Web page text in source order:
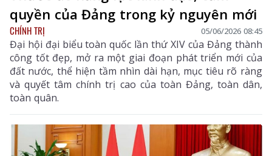
quyền của Đảng trong kỷ nguyên mới
CHÍNH TRỊ 05/06/2026 08:45
Đại hội đại biểu toàn quốc lần thứ XIV của Đảng thành
công tốt đẹp, mở ra một giai đoạn phát triển mới của
đất nước, thể hiện tầm nhìn dài hạn, mục tiêu rõ ràng
và quyết tâm chính trị cao của toàn Đảng, toàn dân,
toàn quân.